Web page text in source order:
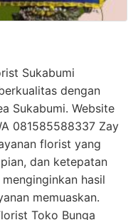
Sukabumi
dengan
Sukabumi. Website
081585588337 Zay
florist yang
dan ketepatan
hasil
memuaskan.
Toko Bunga